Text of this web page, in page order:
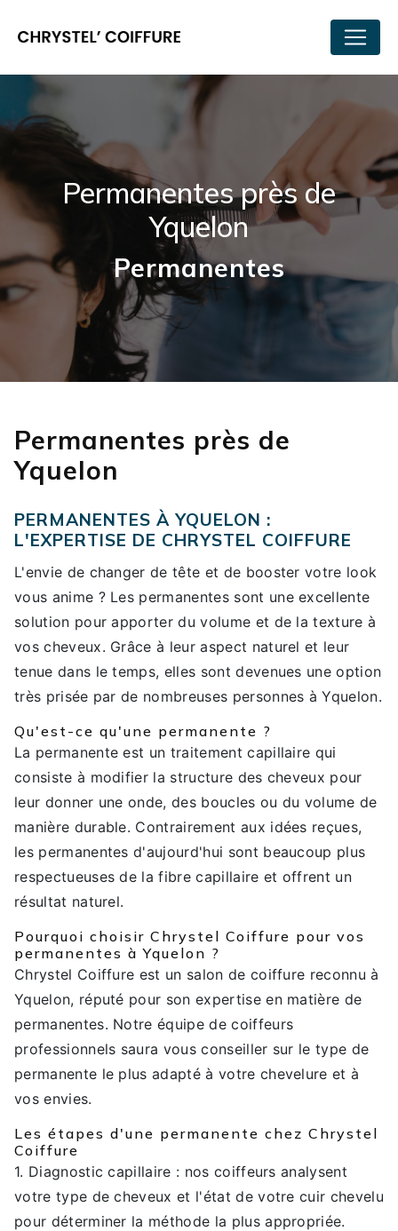
Permanentes près de
Yquelon
Permanentes
Permanentes près de
Yquelon
PERMANENTES À YQUELON :
L'EXPERTISE DE CHRYSTEL COIFFURE
L'envie de changer de tête et de booster votre look
vous anime ? Les permanentes sont une excellente
solution pour apporter du volume et de la texture à
vos cheveux. Grâce à leur aspect naturel et leur
tenue dans le temps, elles sont devenues une option
très prisée par de nombreuses personnes à Yquelon.
Qu'est-ce qu'une permanente ?
La permanente est un traitement capillaire qui
consiste à modifier la structure des cheveux pour
leur donner une onde, des boucles ou du volume de
manière durable. Contrairement aux idées reçues,
les permanentes d'aujourd'hui sont beaucoup plus
respectueuses de la fibre capillaire et offrent un
résultat naturel.
Pourquoi choisir Chrystel Coiffure pour vos
permanentes à Yquelon ?
Chrystel Coiffure est un salon de coiffure reconnu à
Yquelon, réputé pour son expertise en matière de
permanentes. Notre équipe de coiffeurs
professionnels saura vous conseiller sur le type de
permanente le plus adapté à votre chevelure et à
vos envies.
Les étapes d'une permanente chez Chrystel
Coiffure
1. Diagnostic capillaire : nos coiffeurs analysent
votre type de cheveux et l'état de votre cuir chevelu
pour déterminer la méthode la plus appropriée.